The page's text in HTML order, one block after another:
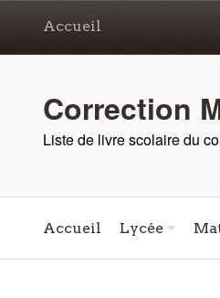
Accueil
Correction
Liste de livre scolaire du
Accueil Lycée